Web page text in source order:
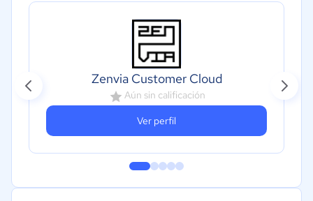
Zenvia Customer Cloud
Aún sin calificación
Ver perfil